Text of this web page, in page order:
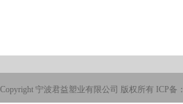
Copyright 宁波君益塑业有限公司 版权所有 ICP备：